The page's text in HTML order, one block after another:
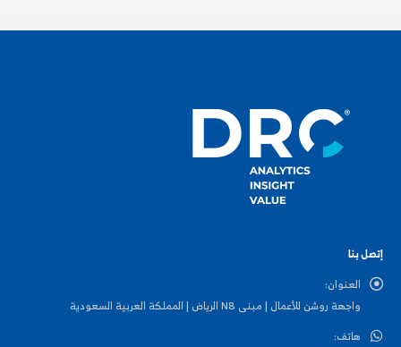
إتصل بنا
العنوان:
واجهة روشن للأعمال | مبنى N8 الرياض | المملكة العربية السعودية
هاتف: